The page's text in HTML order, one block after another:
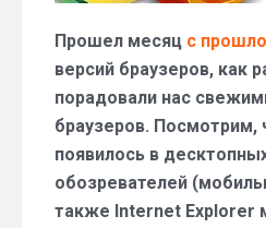
Прошел месяц с
версий браузеров, как
порадовали нас
браузеров. Посмотрим,
появилось в
обозревателей
также Internet Explorer